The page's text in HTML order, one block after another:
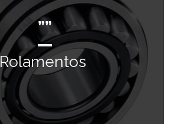
””
Rolamentos